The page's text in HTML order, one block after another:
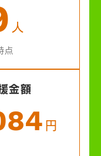
人
点
金額
円